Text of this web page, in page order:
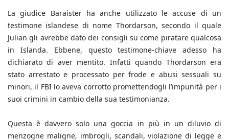
La giudice Baraister ha anche utilizzato le accuse di un
testimone islandese di nome Thordarson, secondo il quale
Julian gli avrebbe dato dei consigli su come piratare qualcosa
in Islanda. Ebbene, questo testimone-chiave adesso ha
dichiarato di aver mentito. Infatti quando Thordarson era
stato arrestato e processato per frode e abusi sessuali su
minori, il FBI lo aveva corrotto promettendogli l’impunità per i
suoi crimini in cambio della sua testimonianza.
Questa è davvero solo una goccia in più in un diluvio di
menzogne maligne, imbrogli, scandali, violazione di legge e